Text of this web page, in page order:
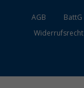
AGB BattG
Widerrufsrecht